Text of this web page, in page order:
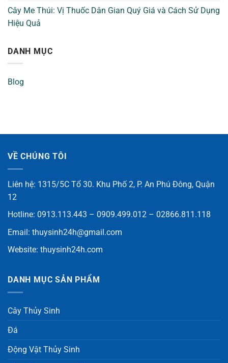
Cây Me Thúi: Vị Thuốc Dân Gian Quý Giá và Cách Sử Dụng
Hiệu Quả
DANH MỤC
Blog
VỀ CHÚNG TÔI
Liên hệ: 1315/5C Tổ 30. Khu Phố 2, P. An Phú Đông, Quận
12
Hotline: 0913.113.443 – 0909.499.012 – 02866.811.118
Email: thuysinh24h@gmail.com
Website: thuysinh24h.com
DANH MỤC SẢN PHẨM
Cây Thủy Sinh
Đá
Động Vật Thủy Sinh